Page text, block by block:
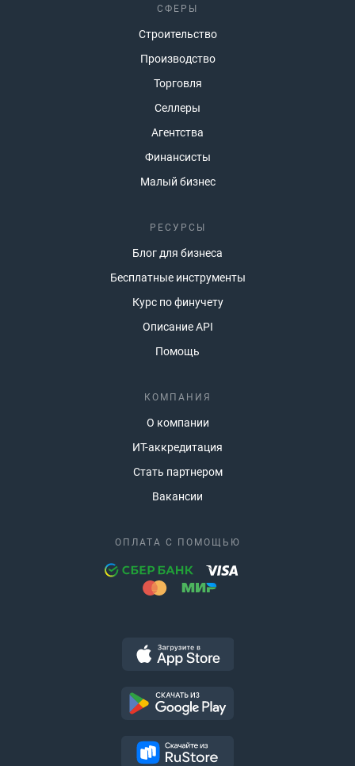
СФЕРЫ
Строительство
Производство
Торговля
Селлеры
Агентства
Финансисты
Малый бизнес
РЕСУРСЫ
Блог для бизнеса
Бесплатные инструменты
Курс по финучету
Описание API
Помощь
КОМПАНИЯ
О компании
ИТ-аккредитация
Стать партнером
Вакансии
ОПЛАТА С ПОМОЩЬЮ